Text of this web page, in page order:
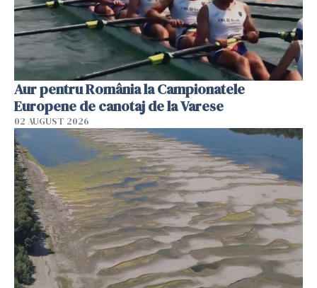
Aur pentru România la Campionatele
Europene de canotaj de la Varese
02 AUGUST 2026